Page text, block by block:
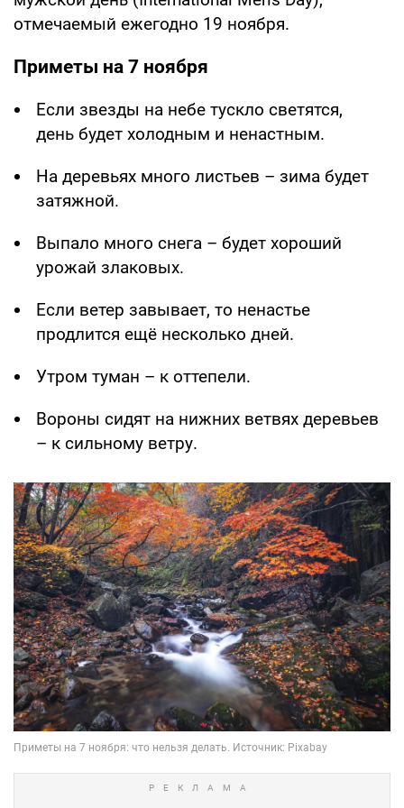
отмечаемый ежегодно 19 ноября.
Приметы на 7 ноября
Если звезды на небе тускло светятся,
день будет холодным и ненастным.
На деревьях много листьев – зима будет
затяжной.
Выпало много снега – будет хороший
урожай злаковых.
Если ветер завывает, то ненастье
продлится ещё несколько дней.
Утром туман – к оттепели.
Вороны сидят на нижних ветвях деревьев
– к сильному ветру.